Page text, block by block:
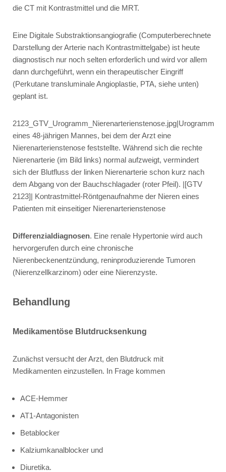
die CT mit Kontrastmittel und die MRT.
Eine Digitale Substraktionsangiografie (Computerberechnete
Darstellung der Arterie nach Kontrastmittelgabe) ist heute
diagnostisch nur noch selten erforderlich und wird vor allem
dann durchgeführt, wenn ein therapeutischer Eingriff
(Perkutane transluminale Angioplastie, PTA, siehe unten)
geplant ist.
2123_GTV_Urogramm_Nierenarterienstenose.jpg|Urogramm
eines 48-jährigen Mannes, bei dem der Arzt eine
Nierenarterienstenose feststellte. Während sich die rechte
Nierenarterie (im Bild links) normal aufzweigt, vermindert
sich der Blutfluss der linken Nierenarterie schon kurz nach
dem Abgang von der Bauchschlagader (roter Pfeil). |[GTV
2123]| Kontrastmittel-Röntgenaufnahme der Nieren eines
Patienten mit einseitiger Nierenarterienstenose
Differenzialdiagnosen. Eine renale Hypertonie wird auch
hervorgerufen durch eine chronische
Nierenbeckenentzündung, reninproduzierende Tumoren
(Nierenzellkarzinom) oder eine Nierenzyste.
Behandlung
Medikamentöse Blutdrucksenkung
Zunächst versucht der Arzt, den Blutdruck mit
Medikamenten einzustellen. In Frage kommen
ACE-Hemmer
AT1-Antagonisten
Betablocker
Kalziumkanalblocker und
Diuretika.